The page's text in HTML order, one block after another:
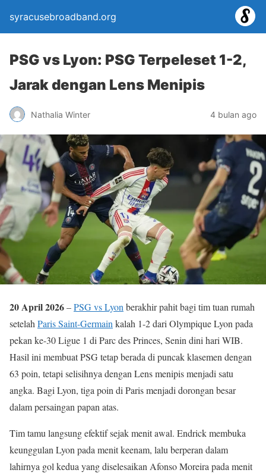
syracusebroadband.org
PSG vs Lyon: PSG Terpeleset 1-2,
Jarak dengan Lens Menipis
Nathalia Winter 4 bulan ago
20 April 2026–PSG vs Lyon berakhir pahit bagi tim tuan rumah
setelah Paris Saint-Germain kalah 1-2 dari Olympique Lyon pada
pekan ke-30 Ligue 1 di Parc des Princes, Senin dini hari WIB.
Hasil ini membuat PSG tetap berada di puncak klasemen dengan
63 poin, tetapi selisihnya dengan Lens menipis menjadi satu
angka. Bagi Lyon, tiga poin di Paris menjadi dorongan besar
dalam persaingan papan atas.
Tim tamu langsung efektif sejak menit awal. Endrick membuka
keunggulan Lyon pada menit keenam, lalu berperan dalam
lahirnya gol kedua yang diselesaikan Afonso Moreira pada menit